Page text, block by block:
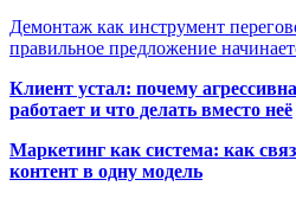
Демонтаж как инструмент
правильное предложение
Клиент устал: почему
работает и что делать вместо неё
Маркетинг как система: как
контент в одну модель